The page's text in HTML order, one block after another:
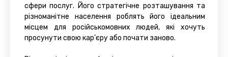
сфери послуг. Його стратегічне розташування та
різноманітне населення роблять його ідеальним
місцем для російськомовних людей, які хочуть
просунути свою кар’єру або почати заново.